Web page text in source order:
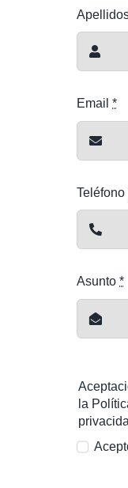
Email*
Asunto*
la